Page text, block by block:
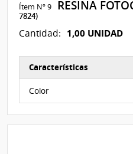
Ítem Nº 9 RESINA
7824)
Cantidad: 1,00 UNIDAD
Características
Color